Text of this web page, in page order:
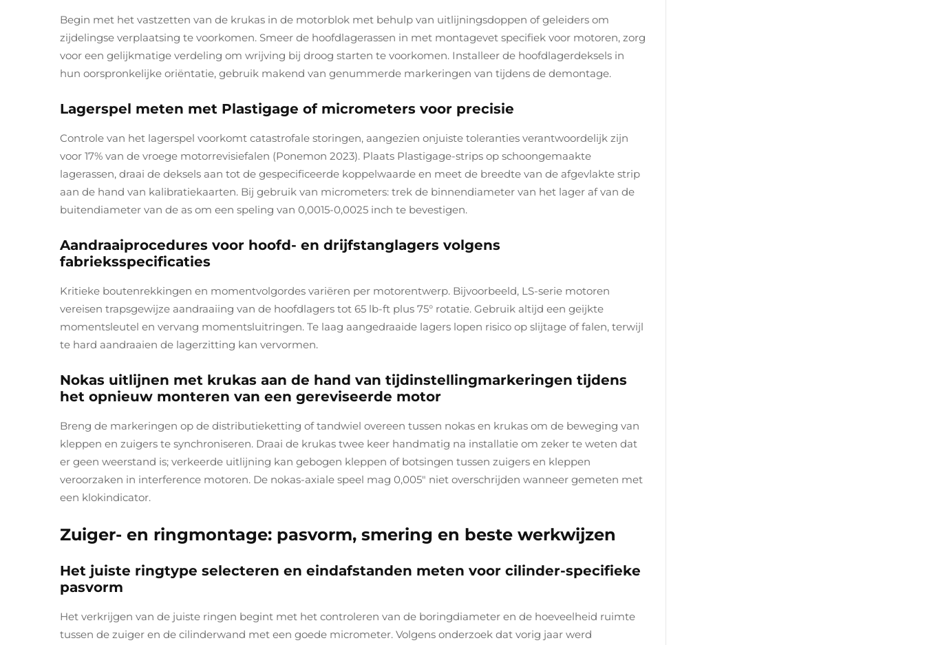
Begin met het vastzetten van de krukas in de motorblok met behulp van uitlijningsdoppen of geleiders om
zijdelingse verplaatsing te voorkomen. Smeer de hoofdlagerassen in met montagevet specifiek voor motoren, zorg
voor een gelijkmatige verdeling om wrijving bij droog starten te voorkomen. Installeer de hoofdlagerdeksels in
hun oorspronkelijke oriëntatie, gebruik makend van genummerde markeringen van tijdens de demontage.
Lagerspel meten met Plastigage of micrometers voor precisie
Controle van het lagerspel voorkomt catastrofale storingen, aangezien onjuiste toleranties verantwoordelijk zijn
voor 17% van de vroege motorrevisiefalen (Ponemon 2023). Plaats Plastigage-strips op schoongemaakte
lagerassen, draai de deksels aan tot de gespecificeerde koppelwaarde en meet de breedte van de afgevlakte strip
aan de hand van kalibratiekaarten. Bij gebruik van micrometers: trek de binnendiameter van het lager af van de
buitendiameter van de as om een speling van 0,0015-0,0025 inch te bevestigen.
Aandraaiprocedures voor hoofd- en drijfstanglagers volgens
fabrieksspecificaties
Kritieke boutenrekkingen en momentvolgordes variëren per motorentwerp. Bijvoorbeeld, LS-serie motoren
vereisen trapsgewijze aandraaiing van de hoofdlagers tot 65 lb-ft plus 75° rotatie. Gebruik altijd een geijkte
momentsleutel en vervang momentsluitringen. Te laag aangedraaide lagers lopen risico op slijtage of falen, terwijl
te hard aandraaien de lagerzitting kan vervormen.
Nokas uitlijnen met krukas aan de hand van tijdinstellingmarkeringen tijdens
het opnieuw monteren van een gereviseerde motor
Breng de markeringen op de distributieketting of tandwiel overeen tussen nokas en krukas om de beweging van
kleppen en zuigers te synchroniseren. Draai de krukas twee keer handmatig na installatie om zeker te weten dat
er geen weerstand is; verkeerde uitlijning kan gebogen kleppen of botsingen tussen zuigers en kleppen
veroorzaken in interference motoren. De nokas-axiale speel mag 0,005" niet overschrijden wanneer gemeten met
een klokindicator.
Zuiger- en ringmontage: pasvorm, smering en beste werkwijzen
Het juiste ringtype selecteren en eindafstanden meten voor cilinder-specifieke
pasvorm
Het verkrijgen van de juiste ringen begint met het controleren van de boringdiameter en de hoeveelheid ruimte
tussen de zuiger en de cilinderwand met een goede micrometer. Volgens onderzoek dat vorig jaar werd